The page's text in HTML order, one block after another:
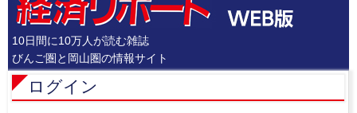
10日間に10万人が読む雑誌
びんご圏と岡山圏の情報サイト
ログイン